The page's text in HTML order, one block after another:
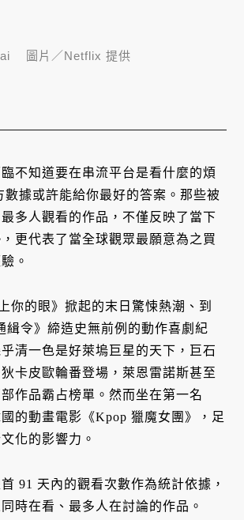
不知道要在串流平台是看什麼的煩
據或許能給你最好的答案。那些被
多人觀看的作品，不僅反映了當下
更代表了當全球觀眾最願意為之買
。
你的眼》掀起的末日驚悚熱潮、到
緝令》締造史無前例的動作喜劇紀
清一色是好萊塢巨星的天下，巨石
卡皮歐輪番登場，萊恩雷諾斯甚至
作品霸占榜單。然而坐在第一名
的動畫電影《Kpop 獵魔女團》，足
化的影響力。
91 天內的觀看次數作為統計依據，
時在看、最多人在討論的作品。
圖片／Netflix 提供